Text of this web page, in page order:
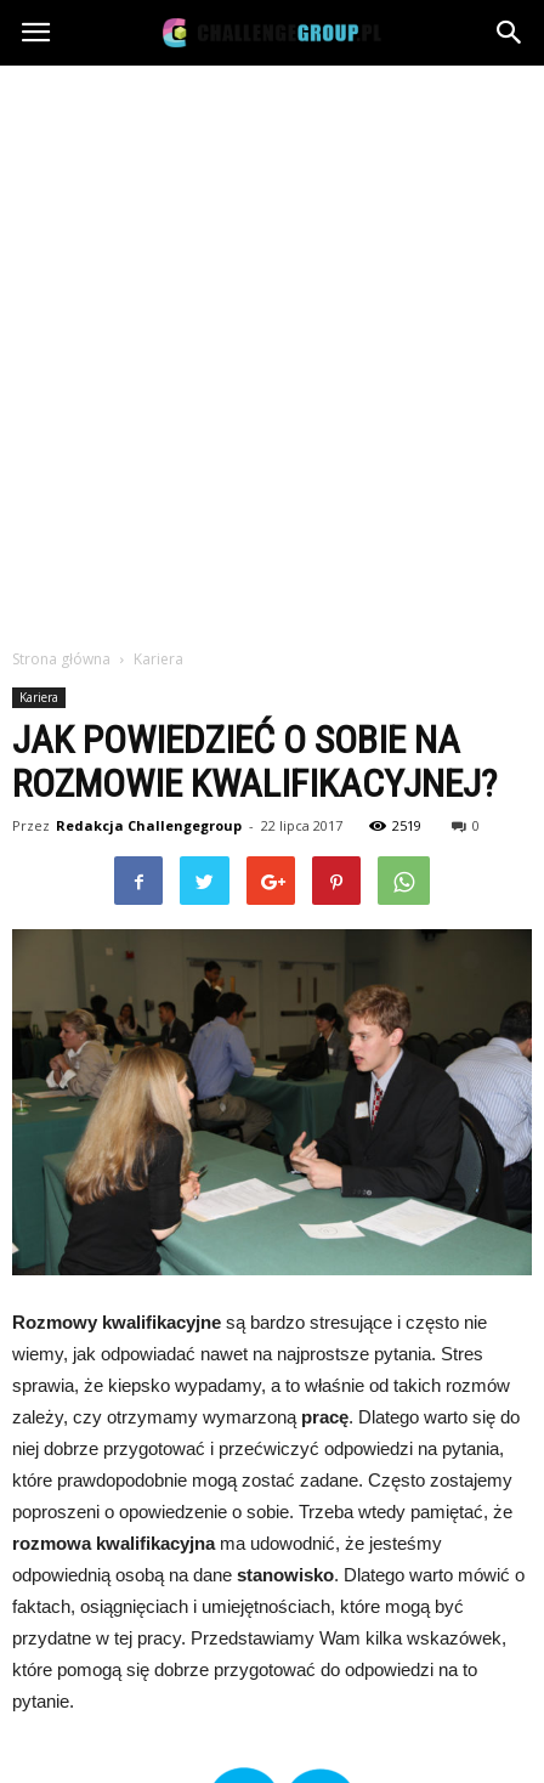
Challengegroup.pl
Strona główna Kariera
Kariera
JAK POWIEDZIEĆ O SOBIE NA
ROZMOWIE KWALIFIKACYJNEJ?
Przez Redakcja Challengegroup - 22 lipca 2017 2519 0
Rozmowy kwalifikacyjne są bardzo stresujące i często nie
wiemy, jak odpowiadać nawet na najprostsze pytania. Stres
sprawia, że kiepsko wypadamy, a to właśnie od takich rozmów
zależy, czy otrzymamy wymarzoną pracę. Dlatego warto się do
niej dobrze przygotować i przećwiczyć odpowiedzi na pytania,
które prawdopodobnie mogą zostać zadane. Często zostajemy
poproszeni o opowiedzenie o sobie. Trzeba wtedy pamiętać, że
rozmowa kwalifikacyjnama udowodnić, że jesteśmy
odpowiednią osobą na dane stanowisko. Dlatego warto mówić o
faktach, osiągnięciach i umiejętnościach, które mogą być
przydatne w tej pracy. Przedstawiamy Wam kilka wskazówek,
które pomogą się dobrze przygotować do odpowiedzi na to
pytanie.